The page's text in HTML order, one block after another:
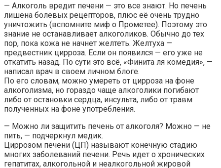
— Алкоголь вредит печени — это все знают. Но печень
лишена болевых рецепторов, плюс её очень трудно
уничтожить (вспомните миф о Прометее). Поэтому это
знание не останавливает алкоголиков. Обычно до тех
пор, пока кожа не начнет желтеть. Желтуха —
предвестник цирроза. Если он появился — его уже не
откатить назад. По сути это всё, «Финита ля комедия», —
написал врач в своем личном блоге.
По его словам, можно умереть от цирроза на фоне
алкоголизма, но гораздо чаще алкоголики погибают
либо от остановки сердца, инсульта, либо от травм
полученных на фоне употребления.
— Можно ли защитить печень от алкоголя? Можно — не
пить, — подчеркнул медик.
Циррозом печени (ЦП) называют конечную стадию
многих заболеваний печени. Речь идет о хронических
гепатитах, алкогольной и неалкогольной жировой